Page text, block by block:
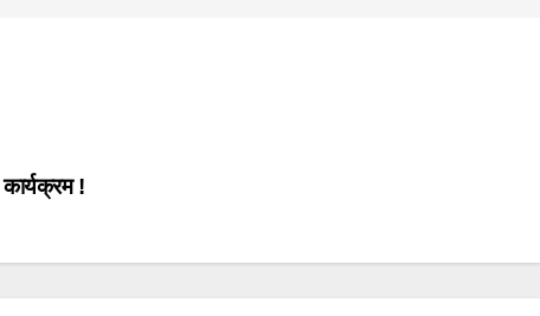
कार्यक्रम !